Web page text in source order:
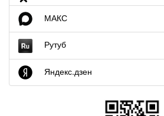
МАКС
Рутуб
Яндекс.дзен